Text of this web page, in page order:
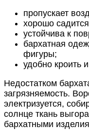
пропускает
хорошо
устойчива к
бархатная
фигуры;
удобно кроить
Недостатком
загрязняемость.
электризуется,
солнце ткань
бархатными